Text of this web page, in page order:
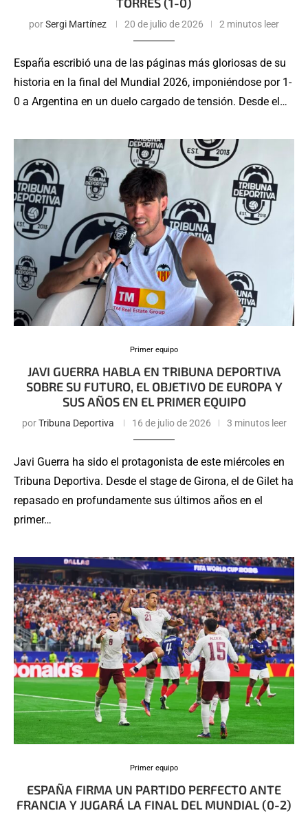
porSergi Martínez 20 de julio de 2026 2 minutos leer
España escribió una de las páginas más gloriosas de su
historia en la final del Mundial 2026, imponiéndose por 1-
0 a Argentina en un duelo cargado de tensión. Desde el…
Primer equipo
JAVI GUERRA HABLA EN TRIBUNA DEPORTIVA
SOBRE SU FUTURO, EL OBJETIVO DE EUROPA Y
SUS AÑOS EN EL PRIMER EQUIPO
porTribuna Deportiva 16 de julio de 2026 3 minutos leer
Javi Guerra ha sido el protagonista de este miércoles en
Tribuna Deportiva. Desde el stage de Girona, el de Gilet ha
repasado en profundamente sus últimos años en el
primer…
Primer equipo
ESPAÑA FIRMA UN PARTIDO PERFECTO ANTE
FRANCIA Y JUGARÁ LA FINAL DEL MUNDIAL (0-2)